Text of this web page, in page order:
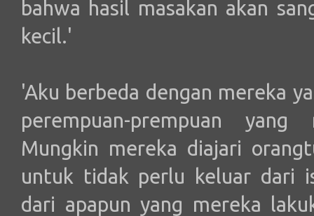
bahwa hasil masakan akan
kecil.'
'Aku berbeda dengan mereka
perempuan-prempuan
Mungkin mereka diajari
untuk tidak perlu keluar dari
dari apapun yang mereka